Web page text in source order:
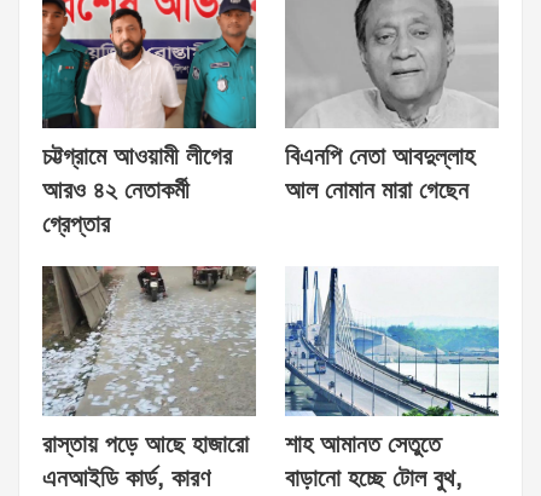
চট্টগ্রামে আওয়ামী লীগের
আরও ৪২ নেতাকর্মী
গ্রেপ্তার
বিএনপি নেতা আবদুল্লাহ
আল নোমান মারা গেছেন
রাস্তায় পড়ে আছে হাজারো
এনআইডি কার্ড, কারণ
শাহ আমানত সেতুতে
বাড়ানো হচ্ছে টোল বুথ,